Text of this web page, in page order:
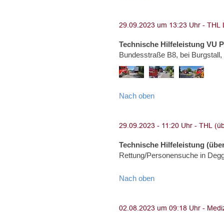
Technische Hilfeleistung VU
Bundesstraße B8, bei
Nach oben
Technische Hilfeleistung
Rettung/Personensuche in
Nach oben